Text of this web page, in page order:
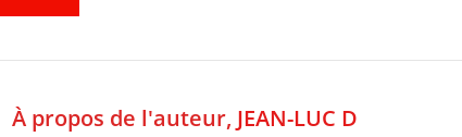
À propos de l'auteur, JEAN-LUC D